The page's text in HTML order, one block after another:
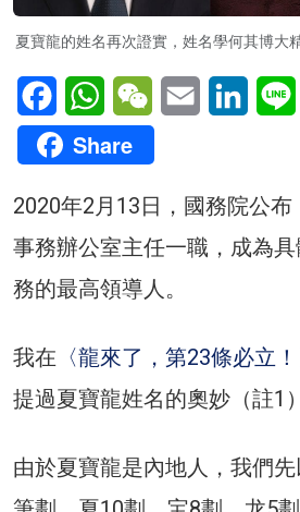
夏寶龍的姓名再次證實，姓名學何其博大
FacebookWhatsAppWeChatEmail
Share
2020年2月13日，國務院公
事務辦公室主任一職，成為
務的最高領導人。
我在 〈龍來了，第23條必立！
提過夏寶龍姓名的奧妙（註1
由於夏寶龍是內地人，我們